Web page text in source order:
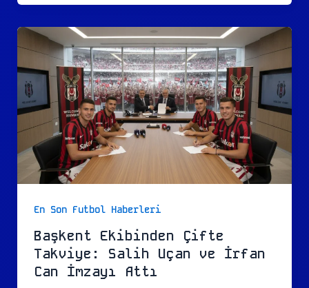
En Son Futbol Haberleri
Başkent Ekibinden Çifte
Takviye: Salih Uçan ve İrfan
Can İmzayı Attı